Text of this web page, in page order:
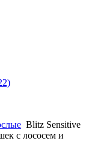
Blitz Sensitive
с лососем и